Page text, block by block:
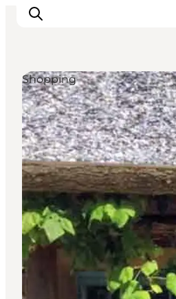
Erlebnisse
Städte und Regionen
Events
Übernachtung
Plane deine Reise
Booking
Shopping